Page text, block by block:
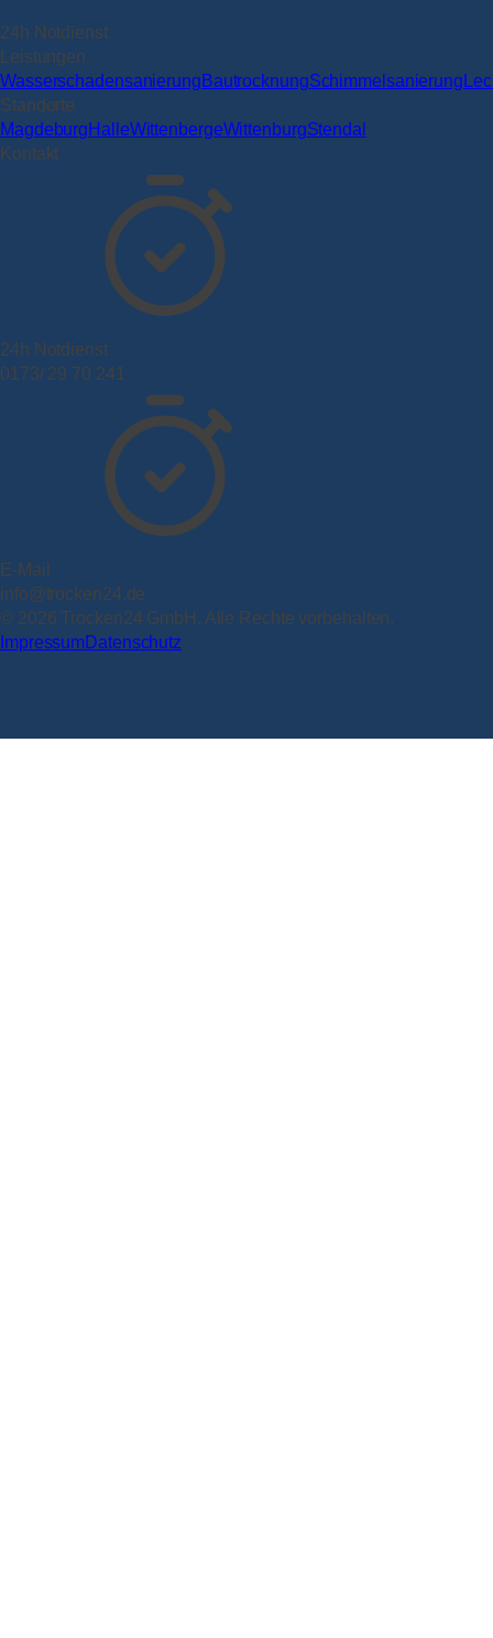
24h Notdienst
Leistungen
WasserschadensanierungBautrocknungSchimmelsanierung
Standorte
MagdeburgHalleWittenbergeWittenburgStendal
Kontakt
24h Notdienst
0173/ 29 70 241
E-Mail
info@trocken24.de
© 2026 Trocken24 GmbH. Alle Rechte vorbehalten.
ImpressumDatenschutz